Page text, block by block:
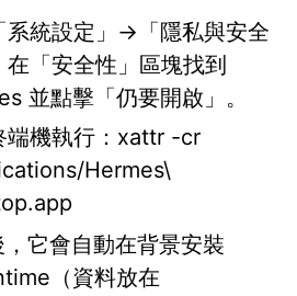
系統設定」→「隱私與安全
在「安全性」區塊找到
並點擊「仍要開啟」。
端機執行：xattr -cr
Hermes\
它會自動在背景安裝
（資料放在